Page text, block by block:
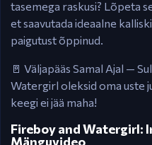
tasemega raskusi? Lõpeta
et saavutada ideaalne
paigutust õppinud.
🚪 Väljapääs Samal Ajal —
Watergirl oleksid oma uste
keegi ei jää maha!
Fireboy and Watergirl:
Mänguvideo